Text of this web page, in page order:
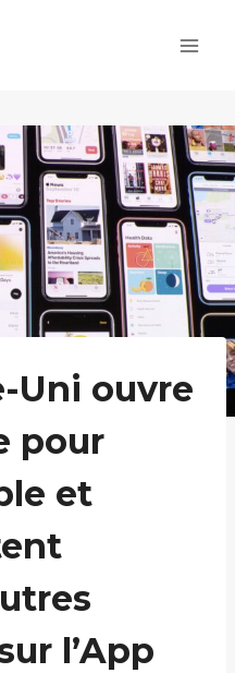
Uni ouvre
pour
et
l’App